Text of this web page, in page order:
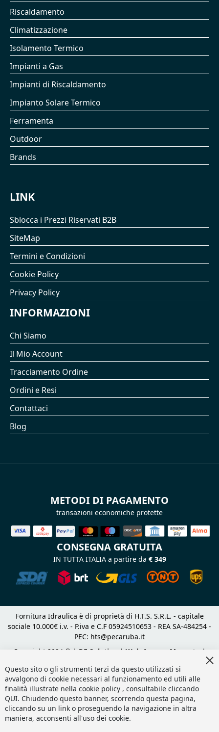
Riscaldamento
Climatizzazione
Isolamento Termico
Impianti a Gas
Impianti di Riscaldamento
Impianto Solare Termico
Ferramenta
Outdoor
Brands
LINK
Sblocca i Prezzi Riservati B2B
SiteMap
Termini e Condizioni
Cookie Policy
Privacy Policy
INFORMAZIONI
Chi Siamo
Il Mio Account
Tracciamento Ordine
Ordini e Resi
Contattaci
Blog
METODI DI PAGAMENTO
transazioni economiche protette
CONSEGNA GRATUITA
IN TUTTA ITALIA a partire da € 349
Fornitura Idraulica è di proprietà di H.T.S. S.R.L. - capitale
sociale 10.000€ i.v. - P.iva e C.F 05924510653 - REA SA-484254 -
PEC: hts@pecaruba.it
Copyright 2024 © | DF Solution | Web Agency Magento
|
Questo sito o gli strumenti terzi da questo utilizzati si
avvalgono di cookie necessari al funzionamento ed utili alle
finalità illustrate nella cookie policy , consultabile cliccando
QUI. Chiudendo questo banner, scorrendo questa pagina,
cliccando su un link o proseguendo la navigazione in altra
maniera, acconsenti all'uso dei cookie.